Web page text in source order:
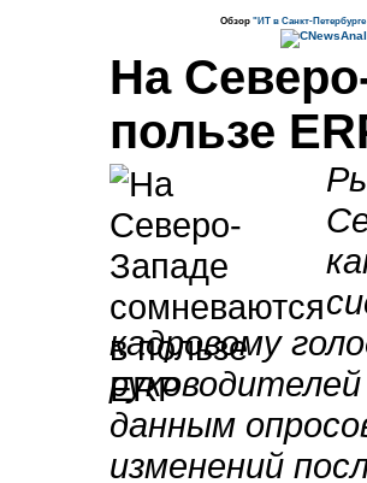
Обзор "ИТ в Санкт-Петербурге
На
пользе
кадровому
данным
изменений